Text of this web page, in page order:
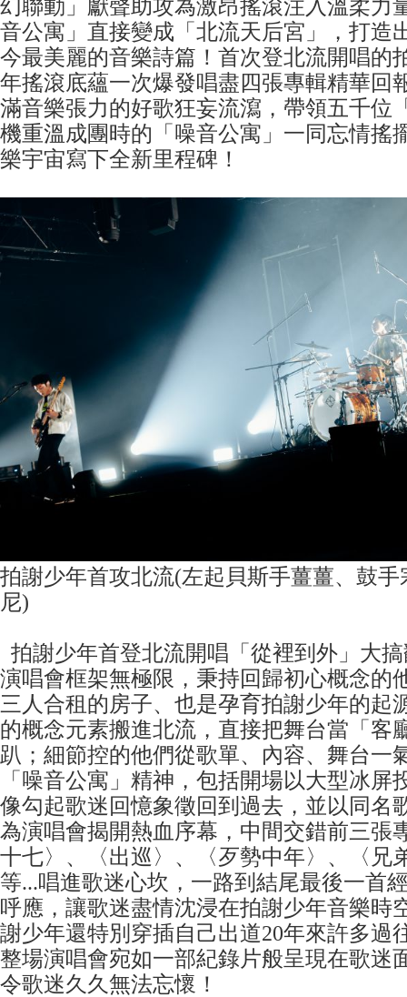
幻聯動」獻聲助攻為激昂搖滾注入溫柔力
音公寓」直接變成「北流天后宮」，打造
今最美麗的音樂詩篇！首次登北流開唱的
年搖滾底蘊一次爆發唱盡四張專輯精華回
滿音樂張力的好歌狂妄流瀉，帶領五千位
機重溫成團時的「噪音公寓」一同忘情搖
樂宇宙寫下全新里程碑！
拍謝少年首攻北流(左起貝斯手薑薑、鼓
尼)
拍謝少年首登北流開唱「從裡到外」大
演唱會框架無極限，秉持回歸初心概念的
三人合租的房子、也是孕育拍謝少年的起
的概念元素搬進北流，直接把舞台當「客
趴；細節控的他們從歌單、內容、舞台一
「噪音公寓」精神，包括開場以大型冰屏
像勾起歌迷回憶象徵回到過去，並以同名
為演唱會揭開熱血序幕，中間交錯前三張
十七〉、〈出巡〉、〈歹勢中年〉、〈兄
等...唱進歌迷心坎，一路到結尾最後一首
呼應，讓歌迷盡情沈浸在拍謝少年音樂時
謝少年還特別穿插自己出道20年來許多過
整場演唱會宛如一部紀錄片般呈現在歌迷
令歌迷久久無法忘懷！